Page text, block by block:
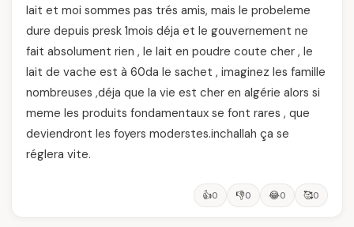
lait et moi sommes pas trés amis, mais le probeleme
dure depuis presk 1mois déja et le gouvernement ne
fait absolument rien , le lait en poudre coute cher , le
lait de vache est à 60da le sachet , imaginez les famille
nombreuses ,déja que la vie est cher en algérie alors si
meme les produits fondamentaux se font rares , que
deviendront les foyers moderstes.inchallah ça se
réglera vite.
👍0 👎0 😂0 🥰0